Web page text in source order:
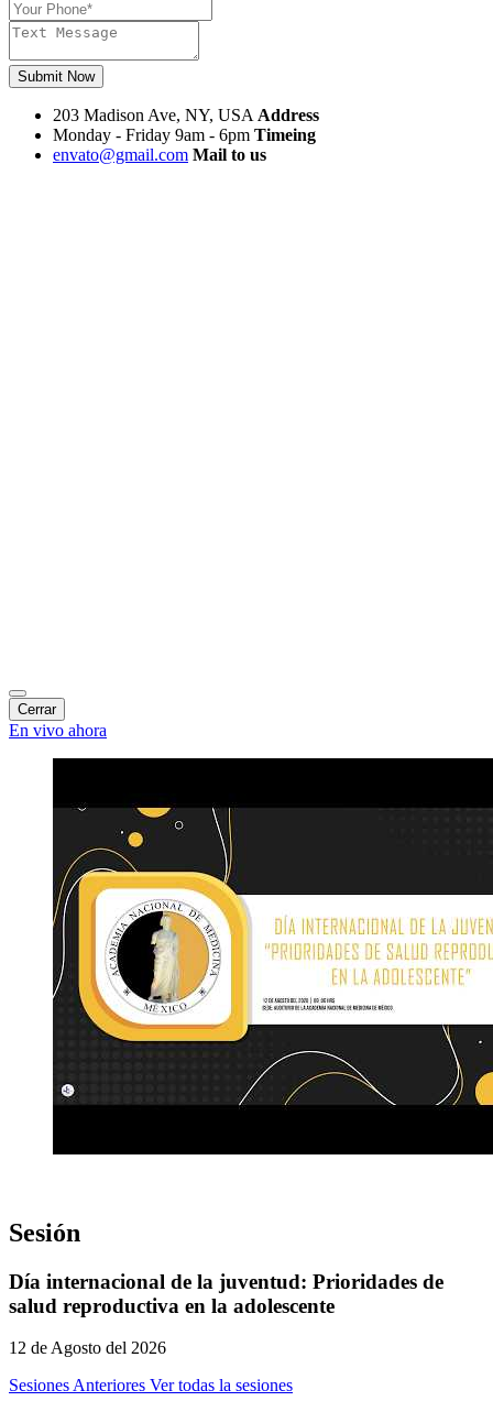
Submit Now
203 Madison Ave, NY, USA Address
Monday - Friday 9am - 6pm Timeing
envato@gmail.com Mail to us
Cerrar
En vivo ahora
Sesión
Día internacional de la juventud: Prioridades de
salud reproductiva en la adolescente
12 de Agosto del 2026
Sesiones Anteriores Ver todas la sesiones